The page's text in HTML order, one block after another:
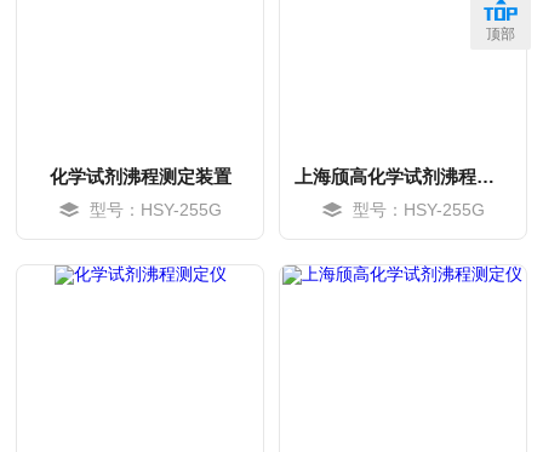
化学试剂沸程测定装置
型号：HSY-255G
上海颀高化学试剂沸程测定装置
型号：HSY-255G
顶部